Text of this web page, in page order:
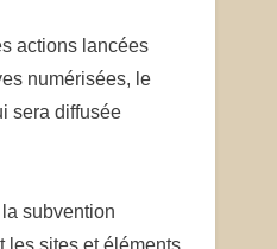
actions lancées
numérisées, le
sera diffusée
subvention
les sites et éléments